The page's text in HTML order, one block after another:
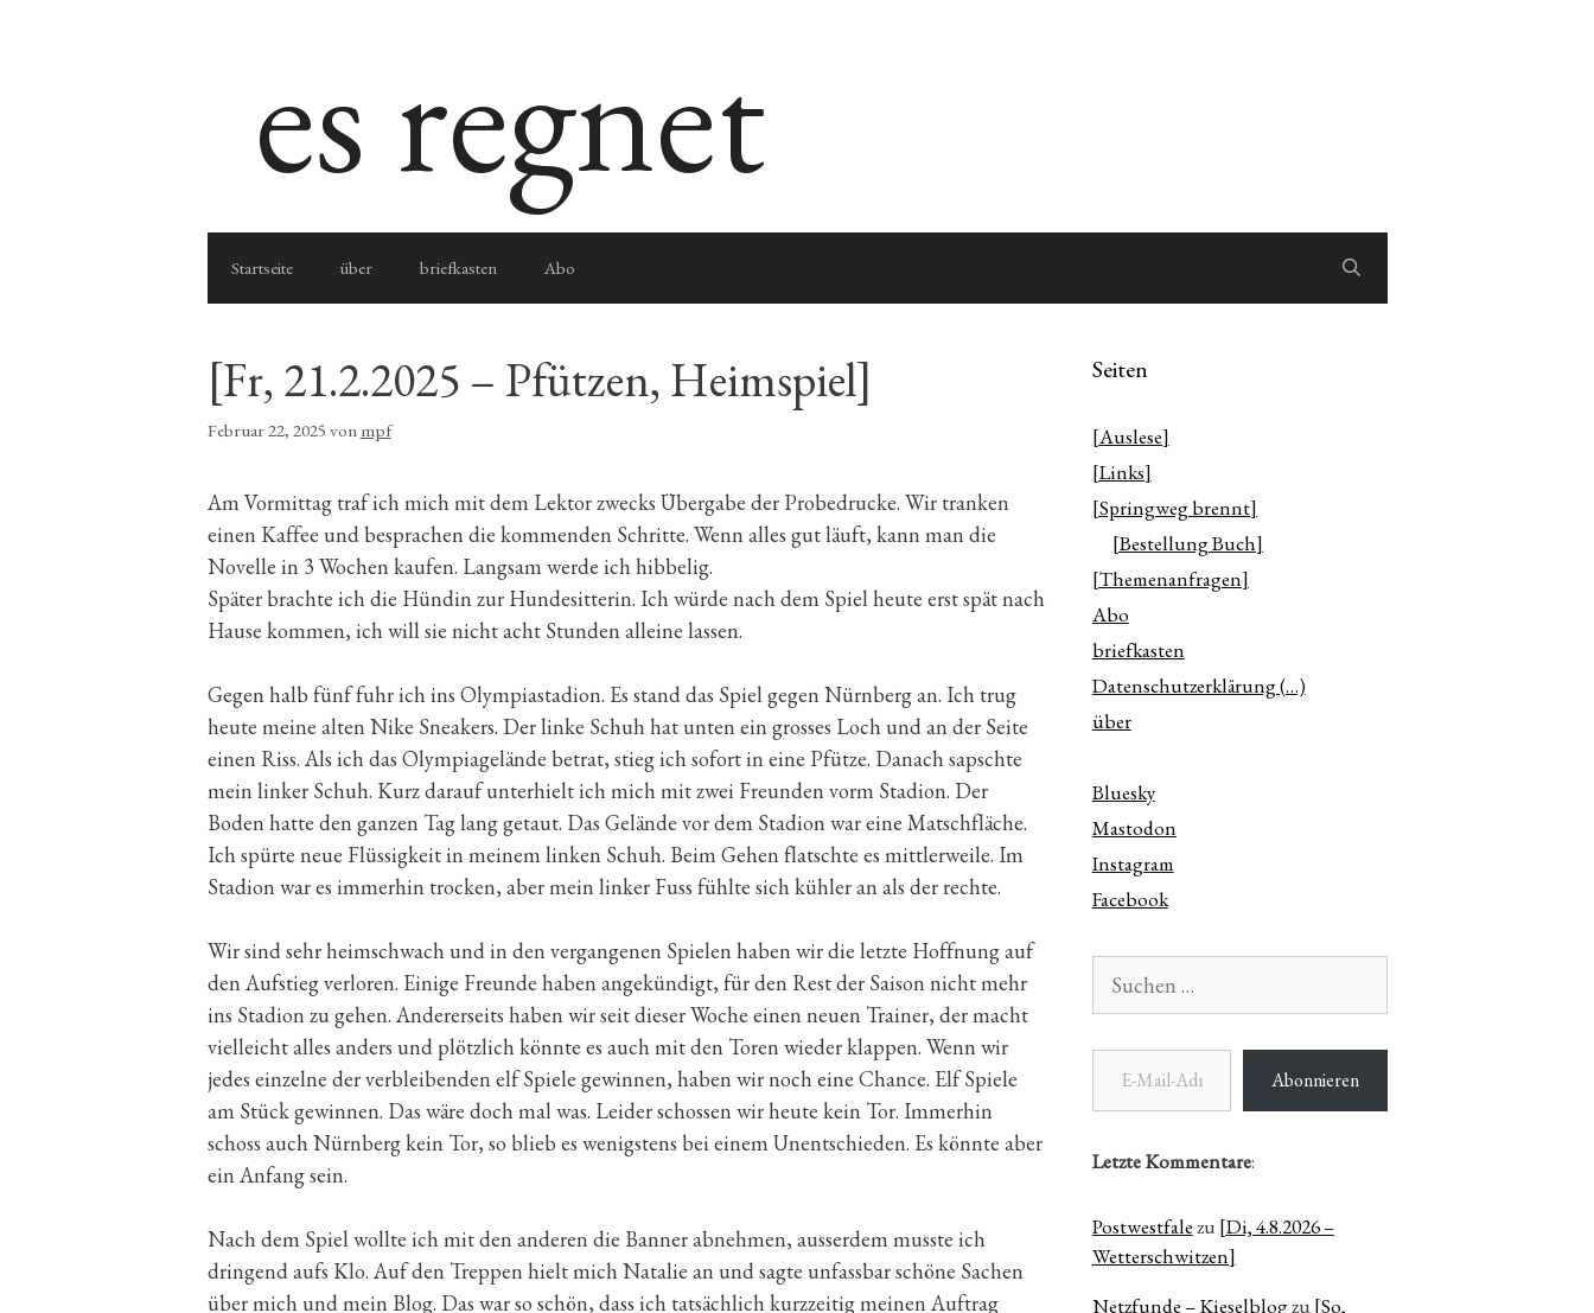
es regnet
Startseite über briefkasten Abo
[Fr, 21.2.2025 – Pfützen, Heimspiel]
Februar 22, 2025 von mpf
Am Vormittag traf ich mich mit dem Lektor zwecks Übergabe der Probedrucke. Wir tranken
einen Kaffee und besprachen die kommenden Schritte. Wenn alles gut läuft, kann man die
Novelle in 3 Wochen kaufen. Langsam werde ich hibbelig.
Später brachte ich die Hündin zur Hundesitterin. Ich würde nach dem Spiel heute erst spät nach
Hause kommen, ich will sie nicht acht Stunden alleine lassen.
Gegen halb fünf fuhr ich ins Olympiastadion. Es stand das Spiel gegen Nürnberg an. Ich trug
heute meine alten Nike Sneakers. Der linke Schuh hat unten ein grosses Loch und an der Seite
einen Riss. Als ich das Olympiagelände betrat, stieg ich sofort in eine Pfütze. Danach sapschte
mein linker Schuh. Kurz darauf unterhielt ich mich mit zwei Freunden vorm Stadion. Der
Boden hatte den ganzen Tag lang getaut. Das Gelände vor dem Stadion war eine Matschfläche.
Ich spürte neue Flüssigkeit in meinem linken Schuh. Beim Gehen flatschte es mittlerweile. Im
Stadion war es immerhin trocken, aber mein linker Fuss fühlte sich kühler an als der rechte.
Wir sind sehr heimschwach und in den vergangenen Spielen haben wir die letzte Hoffnung auf
den Aufstieg verloren. Einige Freunde haben angekündigt, für den Rest der Saison nicht mehr
ins Stadion zu gehen. Andererseits haben wir seit dieser Woche einen neuen Trainer, der macht
vielleicht alles anders und plötzlich könnte es auch mit den Toren wieder klappen. Wenn wir
jedes einzelne der verbleibenden elf Spiele gewinnen, haben wir noch eine Chance. Elf Spiele
am Stück gewinnen. Das wäre doch mal was. Leider schossen wir heute kein Tor. Immerhin
schoss auch Nürnberg kein Tor, so blieb es wenigstens bei einem Unentschieden. Es könnte aber
ein Anfang sein.
Nach dem Spiel wollte ich mit den anderen die Banner abnehmen, ausserdem musste ich
dringend aufs Klo. Auf den Treppen hielt mich Natalie an und sagte unfassbar schöne Sachen
über mich und mein Blog. Das war so schön, dass ich tatsächlich kurzzeitig meinen Auftrag
Seiten
[Auslese]
[Links]
[Springweg brennt]
[Bestellung Buch]
[Themenanfragen]
Abo
briefkasten
Datenschutzerklärung (…)
über
Bluesky
Mastodon
Instagram
Facebook
nach:
E-Mail-Adresse
Abonnieren
Letzte Kommentare:
Postwestfalezu [Di, 4.8.2026 –
Wetterschwitzen]
Netzfunde – Kieselblogzu [So,